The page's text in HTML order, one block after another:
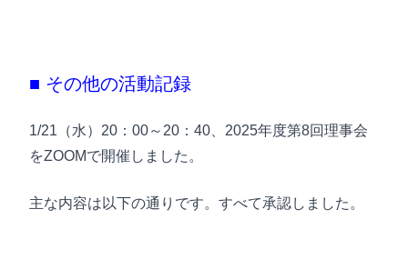
■ その他の活動記録
1/21（水）20：00～20：40、2025年度第8回理事会
をZOOMで開催しました。
主な内容は以下の通りです。すべて承認しました。